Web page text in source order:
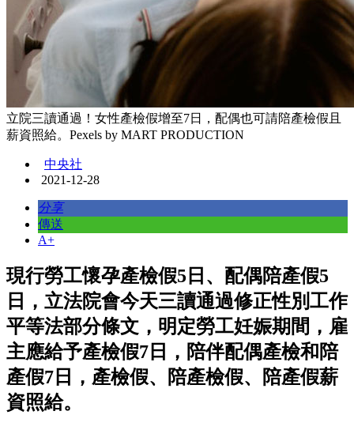
立院三讀通過！女性產檢假增至7日，配偶也可請陪產檢假且
薪資照給。Pexels by MART PRODUCTION
中央社
2021-12-28
分享
傳送
A+
現行勞工懷孕產檢假5日、配偶陪產假5
日，立法院會今天三讀通過修正性別工作
平等法部分條文，明定勞工妊娠期間，雇
主應給予產檢假7日，陪伴配偶產檢和陪
產假7日，產檢假、陪產檢假、陪產假薪
資照給。